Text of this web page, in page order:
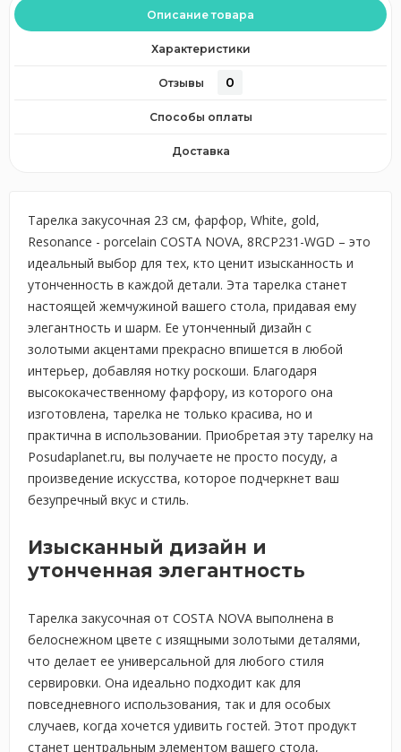
Описание товара
Характеристики
Отзывы 0
Способы оплаты
Доставка
Тарелка закусочная 23 см, фарфор, White, gold,
Resonance - porcelain COSTA NOVA, 8RCP231-WGD – это
идеальный выбор для тех, кто ценит изысканность и
утонченность в каждой детали. Эта тарелка станет
настоящей жемчужиной вашего стола, придавая ему
элегантность и шарм. Ее утонченный дизайн с
золотыми акцентами прекрасно впишется в любой
интерьер, добавляя нотку роскоши. Благодаря
высококачественному фарфору, из которого она
изготовлена, тарелка не только красива, но и
практична в использовании. Приобретая эту тарелку на
Posudaplanet.ru, вы получаете не просто посуду, а
произведение искусства, которое подчеркнет ваш
безупречный вкус и стиль.
Изысканный дизайн и
утонченная элегантность
Тарелка закусочная от COSTA NOVA выполнена в
белоснежном цвете с изящными золотыми деталями,
что делает ее универсальной для любого стиля
сервировки. Она идеально подходит как для
повседневного использования, так и для особых
случаев, когда хочется удивить гостей. Этот продукт
станет центральным элементом вашего стола,